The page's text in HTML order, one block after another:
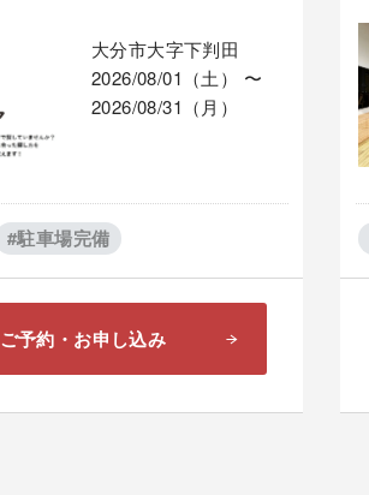
大分市大字下判田
2026/08/01（土） 〜
2026/08/31（月）
#駐車場完備
ご予約・お申し込み